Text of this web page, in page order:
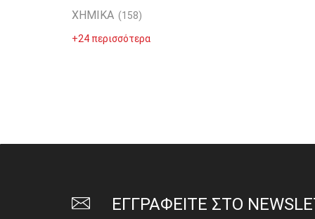
ΧΗΜΙΚΑ (158)
+24 περισσότερα
ΕΓΓΡΑΦΕΙΤΕ ΣΤΟ